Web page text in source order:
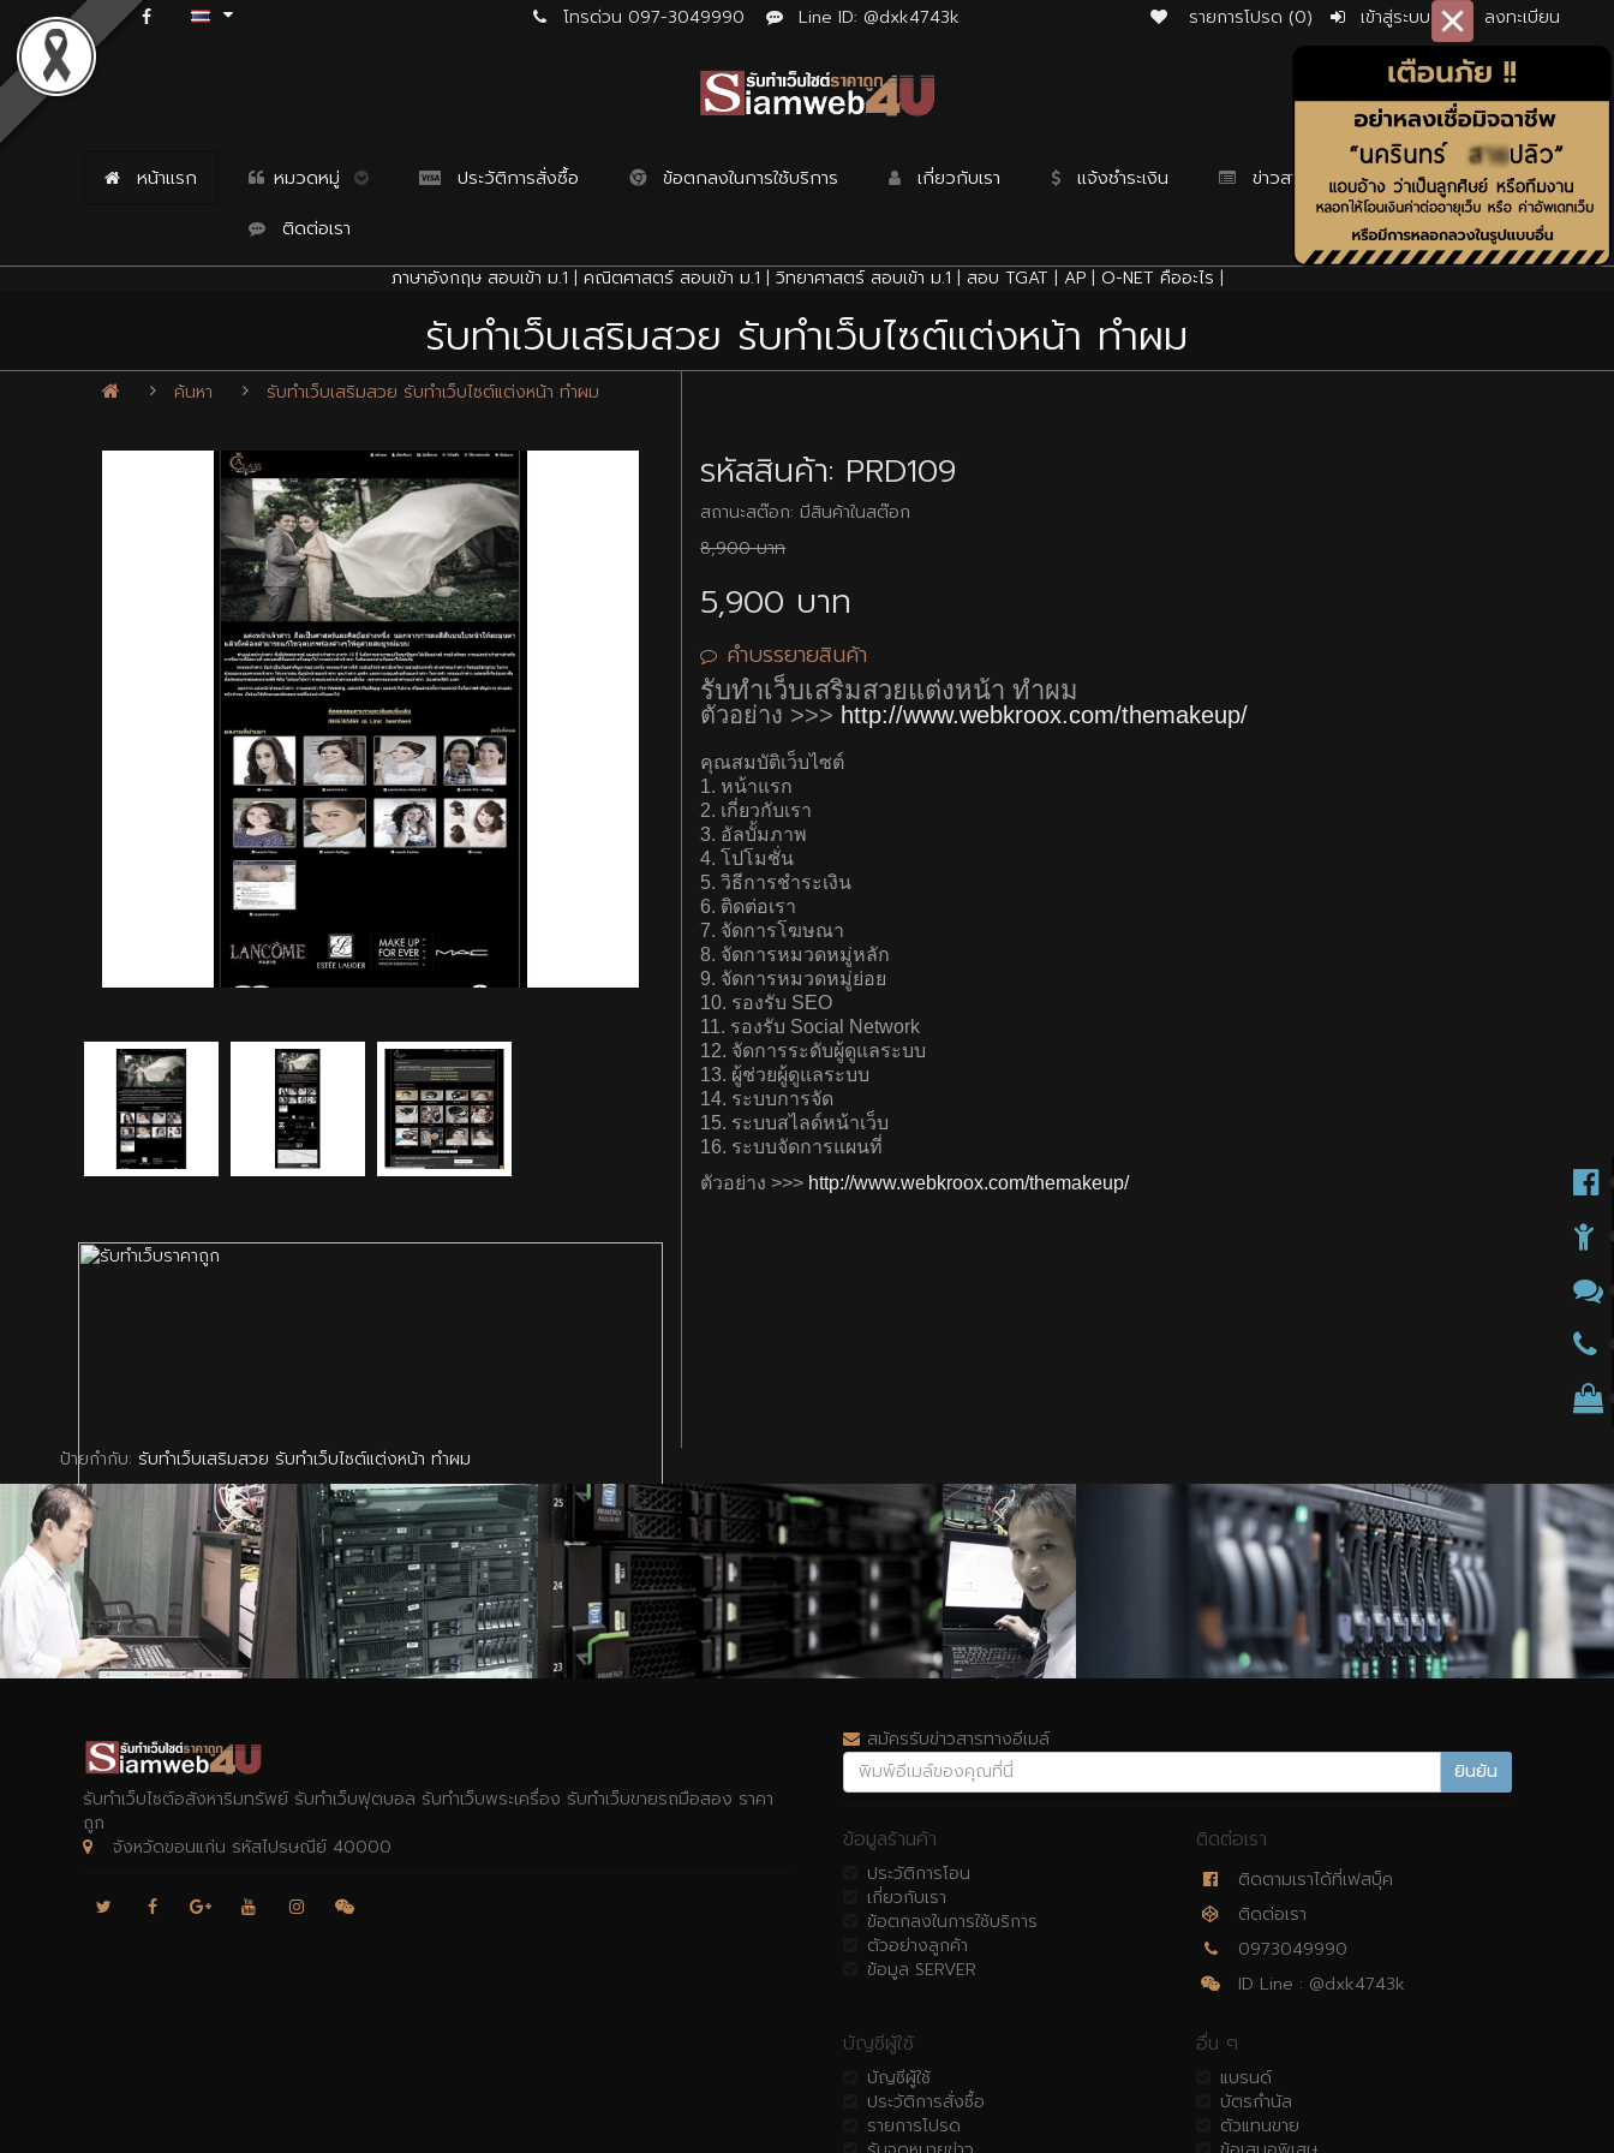
โทรด่วน 097-3049990 Line ID: @dxk4743k รายการโปรด (0) เข้าสู่ระบบ ลงทะเบียน
หน้าแรก หมวดหมู่ ประวัติการสั่งซื้อ ข้อตกลงในการใช้บริการ เกี่ยวกับเรา แจ้งชำระเงิน
ข่าวสาร
ติดต่อเรา
ภาษาอังกฤษ สอบเข้า ม.1 | คณิตศาสตร์ สอบเข้า ม.1 | วิทยาศาสตร์ สอบเข้า ม.1 | สอบ TGAT | AP| O-NET คืออะไร |
รับทำเว็บเสริมสวย รับทำเว็บไซต์แต่งหน้า ทำผม
ค้นหา รับทำเว็บเสริมสวย รับทำเว็บไซต์แต่งหน้า ทำผม
รหัสสินค้า: PRD109
สถานะสต๊อก: มีสินค้าในสต๊อก
8,900 บาท
5,900 บาท
เขียนรีวิว
รหัสป้องกันสแปม
คำบรรยายสินค้า
รับทำเว็บเสริมสวยแต่งหน้า ทำผม
ตัวอย่าง >>> http://www.webkroox.com/themakeup/
คุณสมบัติเว็บไซต์
1. หน้าแรก
2. เกี่ยวกับเรา
3. อัลบั้มภาพ
4. โปโมชั่น
5. วิธีการชำระเงิน
6. ติดต่อเรา
7. จัดการโฆษณา
8. จัดการหมวดหมู่หลัก
9. จัดการหมวดหมู่ย่อย
10. รองรับ SEO
11. รองรับ Social Network
12. จัดการระดับผู้ดูแลระบบ
13. ผู้ช่วยผู้ดูแลระบบ
14. ระบบการจัด
15. ระบบสไลด์หน้าเว็บ
16. ระบบจัดการแผนที่
ตัวอย่าง >>> http://www.webkroox.com/themakeup/
ป้ายกำกับ: รับทำเว็บเสริมสวย รับทำเว็บไซต์แต่งหน้า ทำผม
รับทำเว็บไซต์อสังหาริมทรัพย์ รับทำเว็บฟุตบอล รับทำเว็บพระเครื่อง รับทำเว็บขายรถมือสอง ราคา
ถูก
จังหวัดขอนแก่น รหัสไปรษณีย์ 40000
สมัครรับข่าวสารทางอีเมล์
ยินยัน
ข้อมูลร้านค้า
ประวัติการโอน
เกี่ยวกับเรา
ข้อตกลงในการใช้บริการ
ตัวอย่างลูกค้า
ข้อมูล SERVER
ติดต่อเรา
ติดตามเราได้ที่เฟสบุ็ค
ติดต่อเรา
0973049990
ID Line : @dxk4743k
บัญชีผู้ใช้
บัญชีผู้ใช้
ประวัติการสั่งซื้อ
รายการโปรด
อื่น ๆ
แบรนด์
บัตรกำนัล
ตัวแทนขาย